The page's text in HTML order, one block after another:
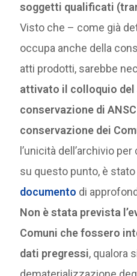
soggetti qualificati
Visto che – come già
occupa anche della
atti prodotti, sarebbe
attivato il colloquio del
conservazione di
conservazione dei
l’unicità dell’archivio
su questo punto, è stato
documento di
Non è stata prevista
Comuni che fossero
dati pregressi, qualora